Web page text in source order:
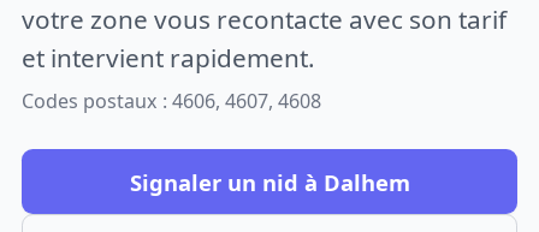
votre zone vous recontacte avec son tarif
et intervient rapidement.
Codes postaux : 4606, 4607, 4608
Signaler un nid à Dalhem